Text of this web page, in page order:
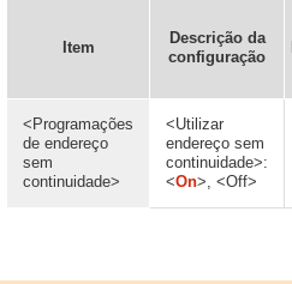
Item
Descrição da
configuração
<Programações
de endereço
sem
continuidade>
<Utilizar
endereço sem
continuidade>:
<On>, <Off>